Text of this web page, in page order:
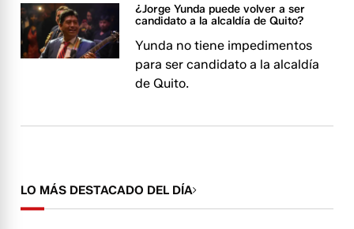
¿Jorge Yunda puede volver a ser
candidato a la alcaldía de Quito?
Yunda no tiene impedimentos
para ser candidato a la alcaldía
de Quito.
LO MÁS DESTACADO DEL DÍA